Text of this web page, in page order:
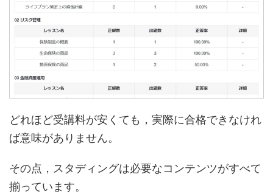
どれほど受講料が安くても，実際に合格できなけれ
ば意味がありません。
その点，スタディングは必要なコンテンツがすべて
揃っています。